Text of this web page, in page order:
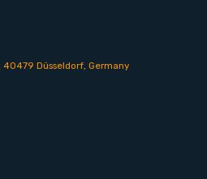
40479 Düsseldorf, Germany